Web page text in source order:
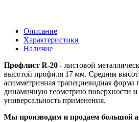
Описание
Характеристики
Наличие
Профлист R-20 - листовой
высотой профиля 17 мм. Средняя
асимметричная трапециевидная
динамичную геометрию поверхности и
универсальность применения.
Мы производим и продаем большой